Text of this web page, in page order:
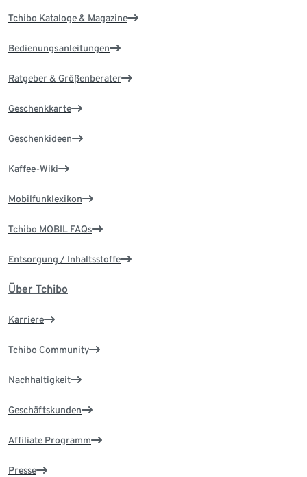
Tchibo Kataloge & Magazine
Bedienungsanleitungen
Ratgeber & Größenberater
Geschenkkarte
Geschenkideen
Kaffee-Wiki
Mobilfunklexikon
Tchibo MOBIL FAQs
Entsorgung / Inhaltsstoffe
Über Tchibo
Karriere
Tchibo Community
Nachhaltigkeit
Geschäftskunden
Affiliate Programm
Presse